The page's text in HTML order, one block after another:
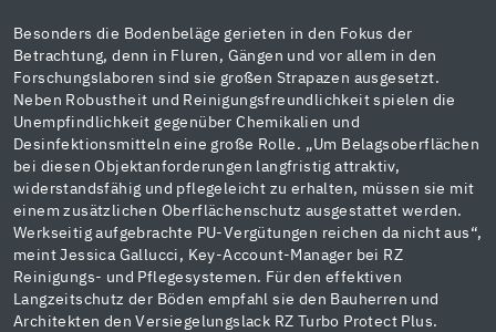
Besonders die Bodenbeläge gerieten in den Fokus der
Betrachtung, denn in Fluren, Gängen und vor allem in den
Forschungslaboren sind sie großen Strapazen ausgesetzt.
Neben Robustheit und Reinigungsfreundlichkeit spielen die
Unempfindlichkeit gegenüber Chemikalien und
Desinfektionsmitteln eine große Rolle. „Um Belagsoberflächen
bei diesen Objektanforderungen langfristig attraktiv,
widerstandsfähig und pflegeleicht zu erhalten, müssen sie mit
einem zusätzlichen Oberflächenschutz ausgestattet werden.
Werkseitig aufgebrachte PU-Vergütungen reichen da nicht aus“,
meint Jessica Gallucci, Key-Account-Manager bei RZ
Reinigungs- und Pflegesystemen. Für den effektiven
Langzeitschutz der Böden empfahl sie den Bauherren und
Architekten den Versiegelungslack RZ Turbo Protect Plus.